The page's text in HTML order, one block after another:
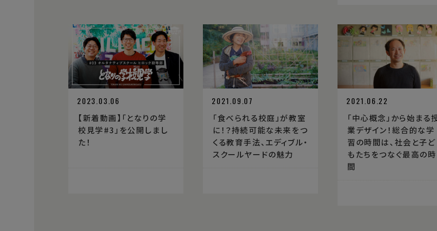
2023.03.06
【新着動画】「となりの学
校見学#3」を公開しまし
た！
2021.09.07
「食べられる校庭」が教室
に！？持続可能な未来をつ
くる教育手法、エディブル・
スクールヤードの魅力
2021.06.22
「中心概念」から始まる
業デザイン！総合的な学
習の時間は、社会と子ど
もたちをつなぐ最高の時
間